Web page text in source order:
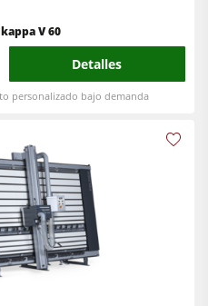
de cepillos
& prensas de vacío
filtro de aire
& prensas de vacío
V 60
Detalles
personalizado bajo demanda